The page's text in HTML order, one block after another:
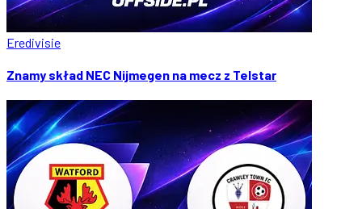
Eredivisie
Znamy skład NEC Nijmegen na mecz z Telstar